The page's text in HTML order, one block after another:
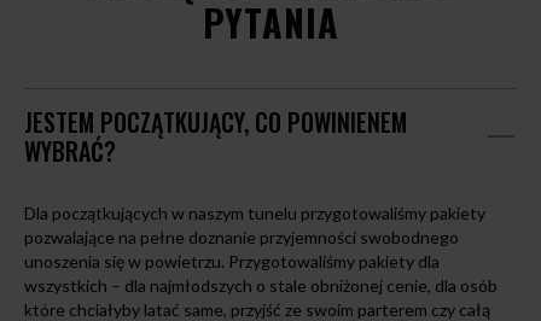
PYTANIA
JESTEM POCZĄTKUJĄCY, CO POWINIENEM
WYBRAĆ?
Dla początkujących w naszym tunelu przygotowaliśmy pakiety
pozwalające na pełne doznanie przyjemności swobodnego
unoszenia się w powietrzu. Przygotowaliśmy pakiety dla
wszystkich – dla najmłodszych o stale obniżonej cenie, dla osób
które chciałyby latać same, przyjść ze swoim parterem czy całą